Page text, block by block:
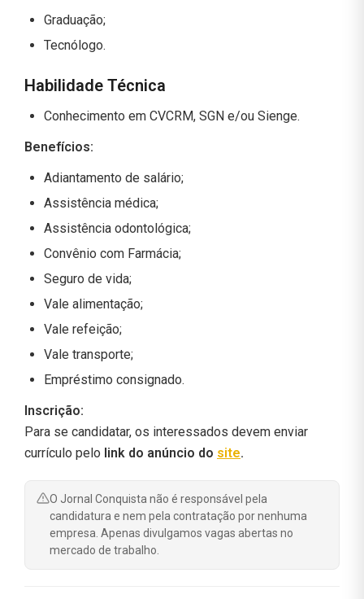
Graduação;
Tecnólogo.
Habilidade Técnica
Conhecimento em CVCRM, SGN e/ou Sienge.
Benefícios:
Adiantamento de salário;
Assistência médica;
Assistência odontológica;
Convênio com Farmácia;
Seguro de vida;
Vale alimentação;
Vale refeição;
Vale transporte;
Empréstimo consignado.
Inscrição:
Para se candidatar, os interessados devem enviar
currículo pelo link do anúncio do site.
O Jornal Conquista não é responsável pela
candidatura e nem pela contratação por nenhuma
empresa. Apenas divulgamos vagas abertas no
mercado de trabalho.